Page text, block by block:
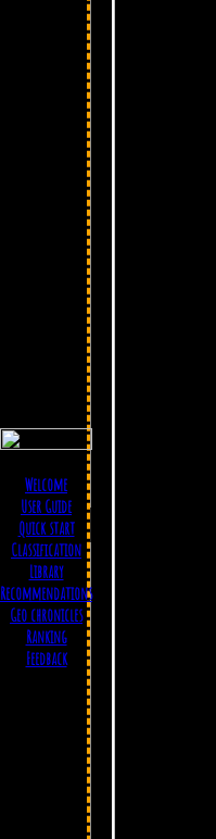
Welcome
User Guide
Quick start
Classification
Library
Recommendations
Geo chronicles
Ranking
Feedback